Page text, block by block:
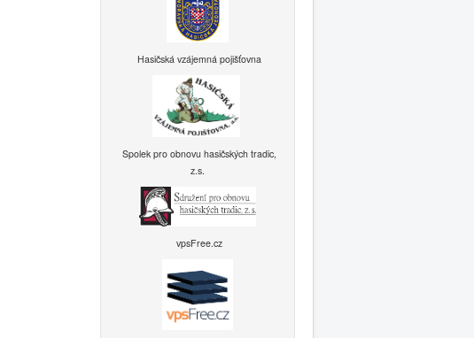
Hasičská vzájemná pojišťovna
Spolek pro obnovu hasičských tradic,
z.s.
vpsFree.cz